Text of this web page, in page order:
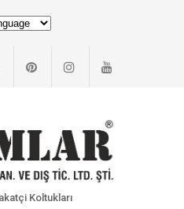
Koltukları